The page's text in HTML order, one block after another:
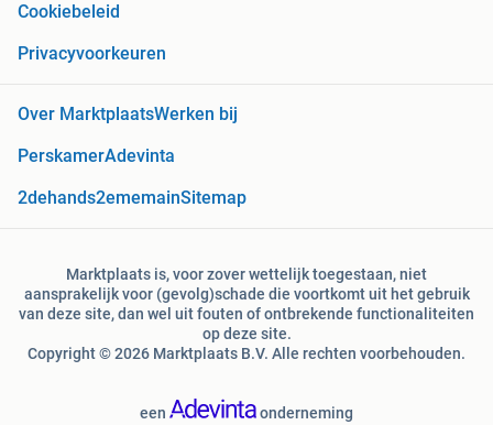
Cookiebeleid
Privacyvoorkeuren
Over MarktplaatsWerken bij
PerskamerAdevinta
2dehands2ememainSitemap
Marktplaats is, voor zover wettelijk toegestaan, niet
aansprakelijk voor (gevolg)schade die voortkomt uit het gebruik
van deze site, dan wel uit fouten of ontbrekende functionaliteiten
op deze site.
Copyright © 2026 Marktplaats B.V. Alle rechten voorbehouden.
een onderneming